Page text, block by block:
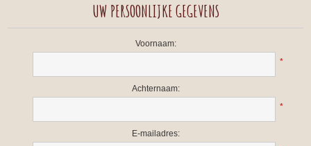
UW PERSOONLIJKE GEGEVENS
Voornaam:
*
Achternaam:
*
E-mailadres: